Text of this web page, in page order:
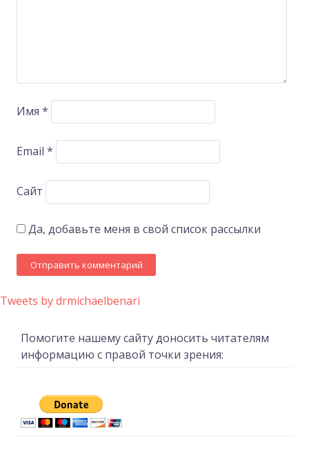
Имя *
Email *
Сайт
Да, добавьте меня в свой список рассылки
Tweets by drmichaelbenari
Помогите нашему сайту доносить читателям
информацию с правой точки зрения: